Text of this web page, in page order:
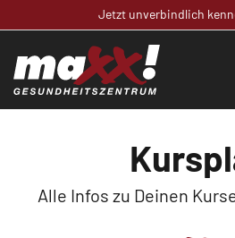
Jetzt unverbindlich
Alle Infos zu Deinen